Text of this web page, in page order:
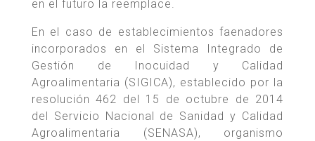
en el futuro la reemplace.
En el caso de establecimientos faenadores
incorporados en el Sistema Integrado de
Gestión de Inocuidad y Calidad
Agroalimentaria (SIGICA), establecido por la
resolución 462 del 15 de octubre de 2014
del Servicio Nacional de Sanidad y Calidad
Agroalimentaria (SENASA), organismo